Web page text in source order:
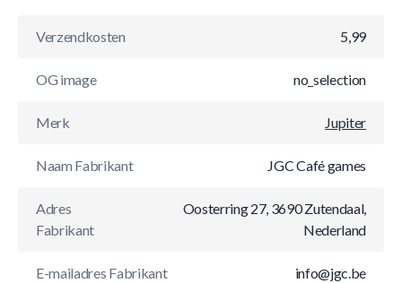
Verzendkosten 5,99
OG image no_selection
Merk Jupiter
Naam Fabrikant JGC Café games
Adres
Fabrikant
Oosterring 27, 3690 Zutendaal,
Nederland
E-mailadres Fabrikant info@jgc.be